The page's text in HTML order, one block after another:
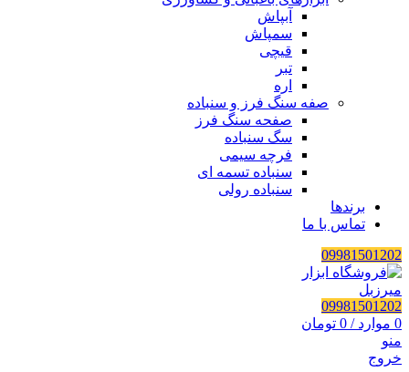
آبپاش
سمپاش
قیچی
تبر
اره
صفه سنگ فرز و سنباده
صفحه سنگ فرز
سگ سنباده
فرچه سیمی
سنباده تسمه ای
سنباده رولی
برندها
تماس با ما
09981501202
09981501202
0 موارد /
0 تومان
منو
خروج